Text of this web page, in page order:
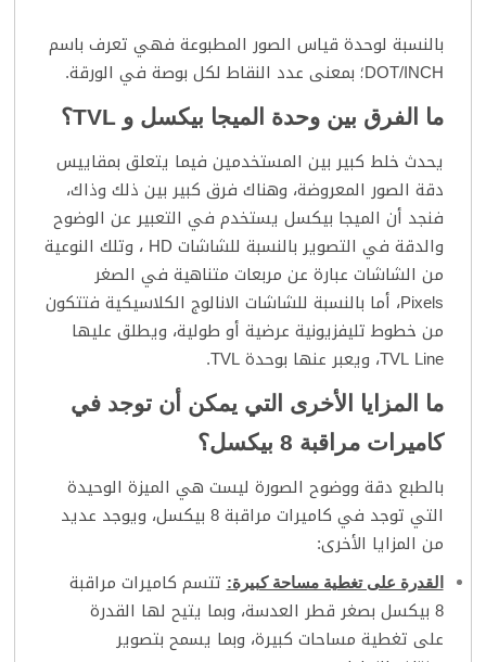
بالنسبة لوحدة قياس الصور المطبوعة فهي تعرف باسم
DOT/INCH؛ بمعنى عدد النقاط لكل بوصة في الورقة.
ما الفرق بين وحدة الميجا بيكسل و TVL؟
يحدث خلط كبير بين المستخدمين فيما يتعلق بمقاييس
دقة الصور المعروضة، وهناك فرق كبير بين ذلك وذاك،
فنجد أن الميجا بيكسل يستخدم في التعبير عن الوضوح
والدقة في التصوير بالنسبة للشاشات HD ، وتلك النوعية
من الشاشات عبارة عن مربعات متناهية في الصغر
Pixels، أما بالنسبة للشاشات الانالوج الكلاسيكية فتتكون
من خطوط تليفزيونية عرضية أو طولية، ويطلق عليها
TVL Line، ويعبر عنها بوحدة TVL.
ما المزايا الأخرى التي يمكن أن توجد في
كاميرات مراقبة 8 بيكسل؟
بالطبع دقة ووضوح الصورة ليست هي الميزة الوحيدة
التي توجد في كاميرات مراقبة 8 بيكسل، ويوجد عديد
من المزايا الأخرى:
القدرة على تغطية مساحة كبيرة:تتسم كاميرات مراقبة
8 بيكسل بصغر قطر العدسة، وبما يتيح لها القدرة
على تغطية مساحات كبيرة، وبما يسمح بتصوير